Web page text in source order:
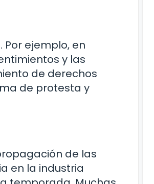
ejemplo, en
y las
de derechos
de protesta y
de las
en la industria